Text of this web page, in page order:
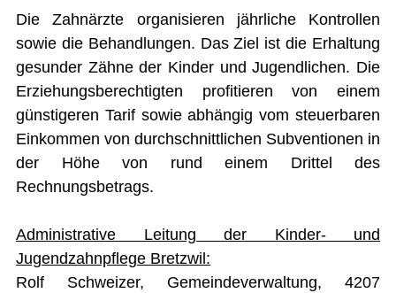
STICHWORTVERZEICHNIS
GÄSTEBUCH
LINKS
Kontakt
Impressum
Die Zahnärzte organisieren jährliche Kontrollen
sowie die Behandlungen. Das Ziel ist die Erhaltung
gesunder Zähne der Kinder und Jugendlichen. Die
Erziehungsberechtigten profitieren von einem
günstigeren Tarif sowie abhängig vom steuerbaren
Einkommen von durchschnittlichen Subventionen in
der Höhe von rund einem Drittel des
Rechnungsbetrags.
Administrative Leitung der Kinder- und
Jugendzahnpflege Bretzwil:
Rolf Schweizer, Gemeindeverwaltung, 4207